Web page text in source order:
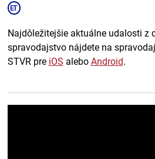
Najdôležitejšie aktuálne udalosti z
spravodajstvo nájdete na
STVR pre iOS alebo Android.